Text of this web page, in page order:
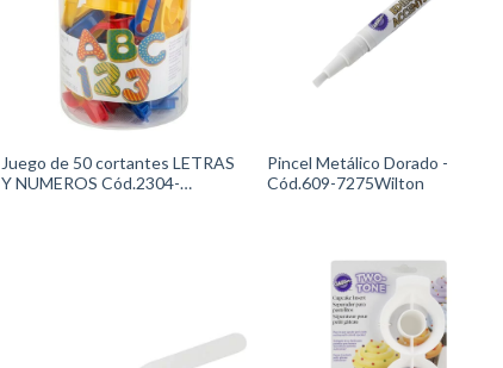
Juego de 50 cortantes LETRAS
Y NUMEROS Cód.2304-
Pincel Metálico Dorado -
Cód.609-7275Wilton